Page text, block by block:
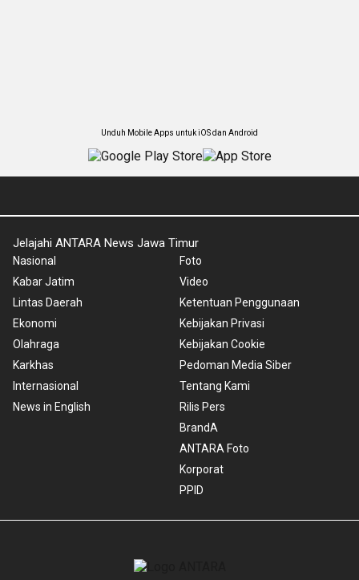
Unduh Mobile Apps untuk iOS dan Android
Jelajahi ANTARA News Jawa Timur
Nasional
Kabar Jatim
Lintas Daerah
Ekonomi
Olahraga
Karkhas
Internasional
News in English
Foto
Video
Ketentuan Penggunaan
Kebijakan Privasi
Kebijakan Cookie
Pedoman Media Siber
Tentang Kami
Rilis Pers
BrandA
ANTARA Foto
Korporat
PPID